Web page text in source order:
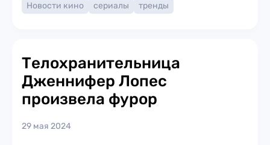
Новости кино сериалы тренды
Телохранительница
Дженнифер Лопес
произвела фурор
29 мая 2024